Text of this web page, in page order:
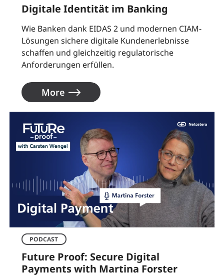
Digitale Identität im Banking
Wie Banken dank EIDAS 2 und modernen CIAM-
Lösungen sichere digitale Kundenerlebnisse
schaffen und gleichzeitig regulatorische
Anforderungen erfüllen.
More
PODCAST
Future Proof: Secure Digital
Payments with Martina Forster